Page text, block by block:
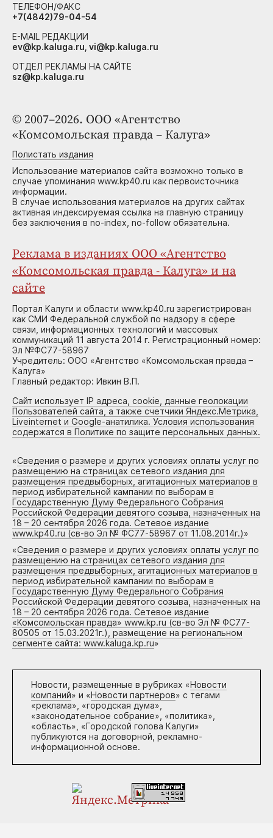
© 2007–2026. ООО «Агентство
«Комсомольская правда – Калуга»
Полистать издания
Использование материалов сайта возможно только в
случае упоминания www.kp40.ru как первоисточника
информации.
В случае использования материалов на других сайтах
активная индексируемая ссылка на главную страницу
без заключения в no-index, no-follow обязательна.
Реклама в изданиях ООО «Агентство
«Комсомольская правда - Калуга» и на
сайте
Портал Калуги и области www.kp40.ru зарегистрирован
как СМИ Федеральной службой по надзору в сфере
связи, информационных технологий и массовых
коммуникаций 11 августа 2014 г. Регистрационный номер:
Эл №ФС77-58967
Учредитель: ООО «Агентство «Комсомольская правда –
Калуга»
Главный редактор: Ивкин В.П.
Сайт использует IP адреса, cookie, данные геолокации
Пользователей сайта, а также счетчики Яндекс.Метрика,
Liveinternet и Google-анатилика. Условия использования
содержатся в Политике по защите персональных данных.
«Сведения о размере и других условиях оплаты услуг по
размещению на страницах сетевого издания для
размещения предвыборных, агитационных материалов в
период избирательной кампании по выборам в
Государственную Думу Федерального Собрания
Российской Федерации девятого созыва, назначенных на
18 – 20 сентября 2026 года. Сетевое издание
www.kp40.ru (св-во Эл № ФС77-58967 от 11.08.2014г.)»
«Сведения о размере и других условиях оплаты услуг по
размещению на страницах сетевого издания для
размещения предвыборных, агитационных материалов в
период избирательной кампании по выборам в
Государственную Думу Федерального Собрания
Российской Федерации девятого созыва, назначенных на
18 – 20 сентября 2026 года. Сетевое издание
«Комсомольская правда» www.kp.ru (св-во Эл № ФС77-
80505 от 15.03.2021г.), размещение на региональном
сегменте сайта: www.kaluga.kp.ru»
Новости, размещенные в рубриках «Новости
компаний» и «Новости партнеров» с тегами
«реклама», «городская дума»,
«законодательное собрание», «политика»,
«область», «Городской голова Калуги»
публикуются на договорной, рекламно-
информационной основе.
ТЕЛЕФОН/ФАКС
+7(4842)79-04-54
E-MAIL РЕДАКЦИИ
ev@kp.kaluga.ru, vi@kp.kaluga.ru
ОТДЕЛ РЕКЛАМЫ НА САЙТЕ
sz@kp.kaluga.ru